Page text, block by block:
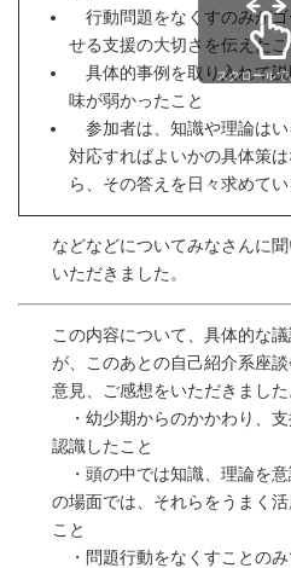
行動問題をなくすのみが
せる支援の大切さを伝えたこ
具体的事例を取り入れて
味が弱かったこと
参加者は、知識や理論は
対応すればよいかの具体策
ら、その答えを日々求めてい
スクロールで
などなどについてみなさんに
いただきました。
この内容について、具体的な
が、このあとの自己紹介系座
意見、ご感想をいただきました
・幼少期からのかかわり、
認識したこと
・頭の中では知識、理論を
の場面では、それらをうまく
こと
・問題行動をなくすことのみ